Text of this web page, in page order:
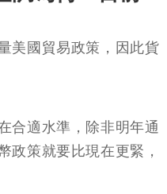
美國貿易政策，因此貨
合適水準，除非明年通
政策就要比現在更緊，